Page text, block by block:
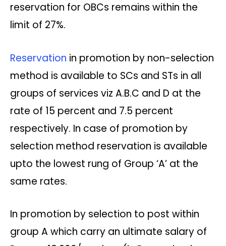
reservation for OBCs remains within the
limit of 27%.
Reservation in promotion by non-selection
method is available to SCs and STs in all
groups of services viz A.B.C and D at the
rate of 15 percent and 7.5 percent
respectively. In case of promotion by
selection method reservation is available
upto the lowest rung of Group ‘A’ at the
same rates.
In promotion by selection to post within
group A which carry an ultimate salary of